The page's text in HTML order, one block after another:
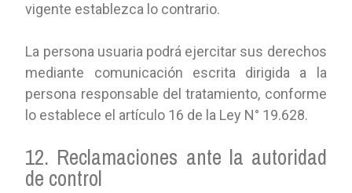
vigente establezca lo contrario.
La persona usuaria podrá ejercitar sus derechos
mediante comunicación escrita dirigida a la
persona responsable del tratamiento, conforme
lo establece el artículo 16 de la Ley N° 19.628.
12. Reclamaciones ante la autoridad
de control